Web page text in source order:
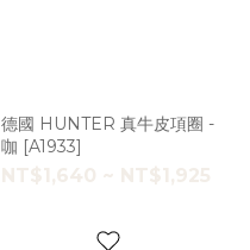
德國 HUNTER 真牛皮項圈 -
咖 [A1933]
NT$1,640 ~ NT$1,925